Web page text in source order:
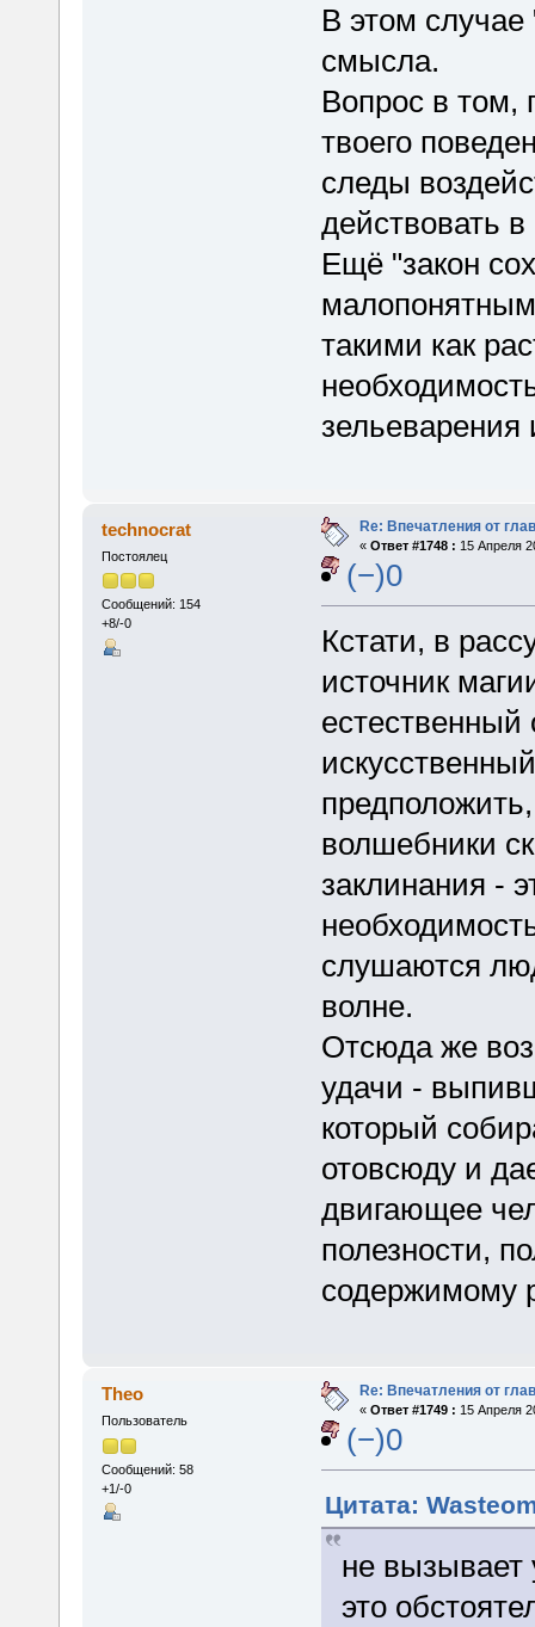
В этом случае
смысла.
Вопрос в том,
твоего
следы
действовать
Ещё "закон
такими как
зельеварения
technocrat
Постоялец
Сообщений: 154
+8/-0
Re: Впечатления от
« Ответ #1748 : 15 Апреля
(−)0
Кстати, в
источник
естественный
волшебники
заклинания -
слушаются
волне.
Отсюда же
удачи -
который
отовсюду и
двигающее
полезности,
содержимому
Theo
Пользователь
Сообщений: 58
+1/-0
Re: Впечатления от
« Ответ #1749 : 15 Апреля
(−)0
Цитата:
не вызывает
это